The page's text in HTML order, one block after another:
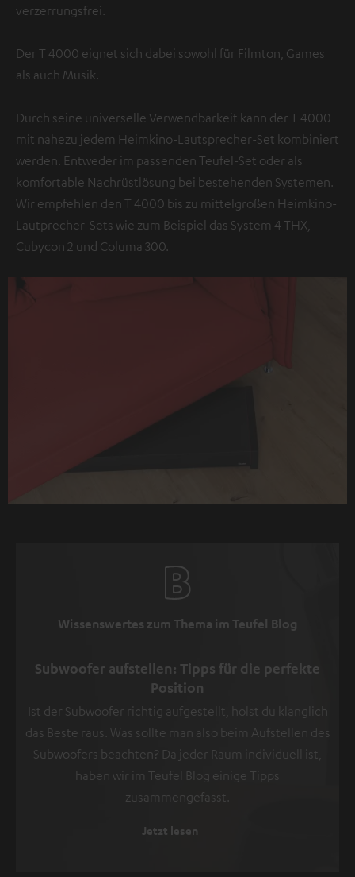
verzerrungsfrei.
Der T 4000 eignet sich dabei sowohl für Filmton, Games
als auch Musik.
Durch seine universelle Verwendbarkeit kann der T 4000
mit nahezu jedem Heimkino-Lautsprecher-Set kombiniert
werden. Entweder im passenden Teufel-Set oder als
komfortable Nachrüstlösung bei bestehenden Systemen.
Wir empfehlen den T 4000 bis zu mittelgroßen Heimkino-
Lautprecher-Sets wie zum Beispiel das System 4 THX,
Cubycon 2 und Columa 300.
Wissenswertes zum Thema im Teufel Blog
Subwoofer aufstellen: Tipps für die perfekte
Position
Ist der Subwoofer richtig aufgestellt, holst du klanglich
das Beste raus. Was sollte man also beim Aufstellen des
Subwoofers beachten? Da jeder Raum individuell ist,
haben wir im Teufel Blog einige Tipps
zusammengefasst.
Jetzt lesen